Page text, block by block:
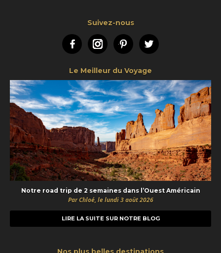
Suivez-nous
FacebookInstagramPinterestTwitter
Le Meilleur du Voyage
Notre road trip de 2 semaines dans l’Ouest Américain
Par Chloé, le lundi 3 août 2026
LIRE LA SUITE SUR NOTRE BLOG